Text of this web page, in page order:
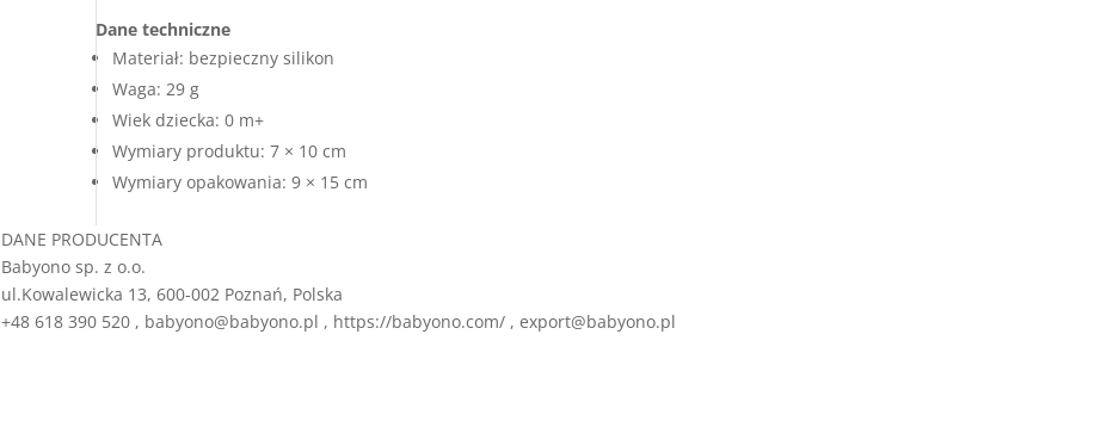
Dane techniczne
Materiał: bezpieczny silikon
Waga: 29 g
Wiek dziecka: 0 m+
Wymiary produktu: 7 × 10 cm
Wymiary opakowania: 9 × 15 cm
DANE PRODUCENTA
Babyono sp. z o.o.
ul.Kowalewicka 13, 600-002 Poznań, Polska
+48 618 390 520 , babyono@babyono.pl , https://babyono.com/ , export@babyono.pl